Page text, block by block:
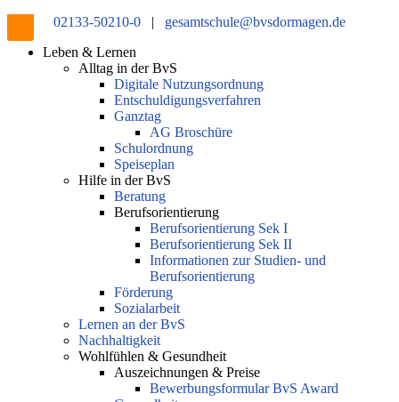
02133-50210-0 | gesamtschule@bvsdormagen.de
Leben & Lernen
Alltag in der BvS
Digitale Nutzungsordnung
Entschuldigungsverfahren
Ganztag
AG Broschüre
Schulordnung
Speiseplan
Hilfe in der BvS
Beratung
Berufsorientierung
Berufsorientierung Sek I
Berufsorientierung Sek II
Informationen zur Studien- und
Berufsorientierung
Förderung
Sozialarbeit
Lernen an der BvS
Nachhaltigkeit
Wohlfühlen & Gesundheit
Auszeichnungen & Preise
Bewerbungsformular BvS Award